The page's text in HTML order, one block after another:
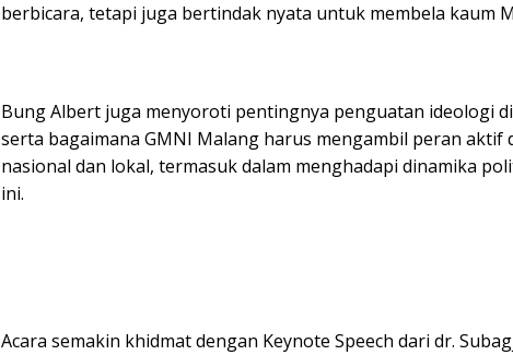
berbicara, tetapi juga bertindak nyata untuk membela kaum
Bung Albert juga menyoroti pentingnya penguatan ideologi
serta bagaimana GMNI Malang harus mengambil peran aktif
nasional dan lokal, termasuk dalam menghadapi dinamika
ini.
Acara semakin khidmat dengan Keynote Speech dari dr.